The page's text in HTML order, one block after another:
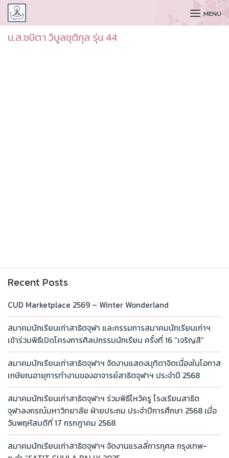
CUDAA MENU
น.ส.ชนิตา วิบูลชุติกุล รุ่น 44
Recent Posts
CUD Marketplace 2569 – Winter Wonderland
สมาคมนักเรียนเก่าสาธิตจุฬา และกรรมการสมาคมนักเรียนเก่าฯ
เข้าร่วมพิธีเปิดโครงการศิลปกรรมนักเรียน ครั้งที่ 16 “เจริญสี”
สมาคมนักเรียนเก่าสาธิตจุฬาฯ จัดงานแสดงมุทิตาจิตเนื่องในโอกาส
เกษียณอายุการทำงานของอาจารย์สาธิตจุฬาฯ ประจำปี 2568
สมาคมนักเรียนเก่าสาธิตจุฬาฯ ร่วมพิธีไหว้ครู โรงเรียนสาธิต
จุฬาลงกรณ์มหาวิทยาลัย ฝ่ายประถม ประจำปีการศึกษา 2568 เมื่อ
วันพฤหัสบดีที่ 17 กรกฎาคม 2568
สมาคมนักเรียนเก่าสาธิตจุฬาฯ จัดงานแรลลี่การกุศล กรุงเทพ-